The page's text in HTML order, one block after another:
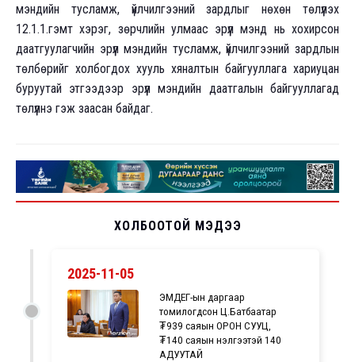
мэндийн тусламж, үйлчилгээний зардлыг нөхөн төлүүлэх
12.1.1.гэмт хэрэг, зөрчлийн улмаас эрүүл мэнд нь хохирсон
даатгуулагчийн эрүүл мэндийн тусламж, үйлчилгээний зардлын
төлбөрийг холбогдох хууль хяналтын байгууллага хариуцан
буруутай этгээдээр эрүүл мэндийн даатгалын байгууллагад
төлүүлнэ гэж заасан байдаг.
ХОЛБООТОЙ МЭДЭЭ
2025-11-05
ЭМДЕГ-ын даргаар
томилогдсон Ц.Батбаатар
₮939 саяын ОРОН СУУЦ,
₮140 саяын үнэлгээтэй 140
АДУУТАЙ